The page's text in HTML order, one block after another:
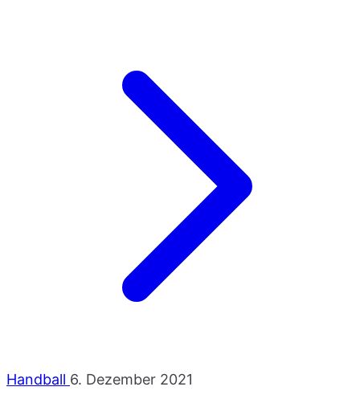
Handball 6. Dezember 2021